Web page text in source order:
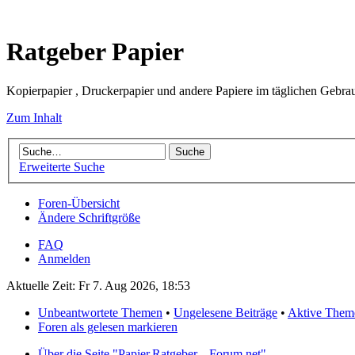
Ratgeber Papier
Kopierpapier , Druckerpapier und andere Papiere im täglichen
Zum Inhalt
Erweiterte Suche
Foren-Übersicht
Ändere Schriftgröße
FAQ
Anmelden
Aktuelle Zeit: Fr 7. Aug 2026, 18:53
Unbeantwortete Themen • Ungelesene Beiträge • Aktive
Foren als gelesen markieren